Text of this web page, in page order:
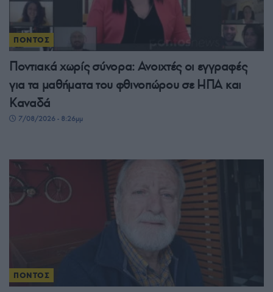
ΠΟΝΤΟΣ
Ποντιακά χωρίς σύνορα: Ανοιχτές οι εγγραφές
για τα μαθήματα του φθινοπώρου σε ΗΠΑ και
Καναδά
7/08/2026 - 8:26μμ
ΠΟΝΤΟΣ